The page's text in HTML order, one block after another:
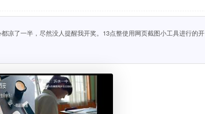
凉了一半，尽然没人提醒我开奖。13点整使用网页截图小工具进行的开